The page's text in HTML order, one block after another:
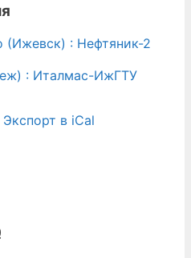
: Нефтяник-2
: Италмас-ИжГТУ
Экспорт в iCal